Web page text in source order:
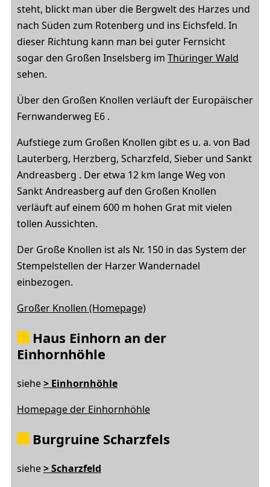
steht, blickt man über die Bergwelt des Harzes und
nach Süden zum Rotenberg und ins Eichsfeld. In
dieser Richtung kann man bei guter Fernsicht
sogar den Großen Inselsberg im Thüringer Wald
sehen.
Über den Großen Knollen verläuft der Europäischer
Fernwanderweg E6 .
Aufstiege zum Großen Knollen gibt es u. a. von Bad
Lauterberg, Herzberg, Scharzfeld, Sieber und Sankt
Andreasberg . Der etwa 12 km lange Weg von
Sankt Andreasberg auf den Großen Knollen
verläuft auf einem 600 m hohen Grat mit vielen
tollen Aussichten.
Der Große Knollen ist als Nr. 150 in das System der
Stempelstellen der Harzer Wandernadel
einbezogen.
Großer Knollen (Homepage)
Haus Einhorn an der
Einhornhöhle
siehe> Einhornhöhle
Homepage der Einhornhöhle
Burgruine Scharzfels
siehe> Scharzfeld